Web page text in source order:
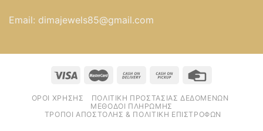
Email: dimajewels85@gmail.com
ΌΡΟΙ ΧΡΉΣΗΣ
ΠΟΛΙΤΙΚΉ ΠΡΟΣΤΑΣΊΑΣ ΔΕΔΟΜΈΝΩΝ
ΜΈΘΟΔΟΙ ΠΛΗΡΩΜΉΣ
ΤΡΌΠΟΙ ΑΠΟΣΤΟΛΉΣ & ΠΟΛΙΤΙΚΉ ΕΠΙΣΤΡΟΦΏΝ